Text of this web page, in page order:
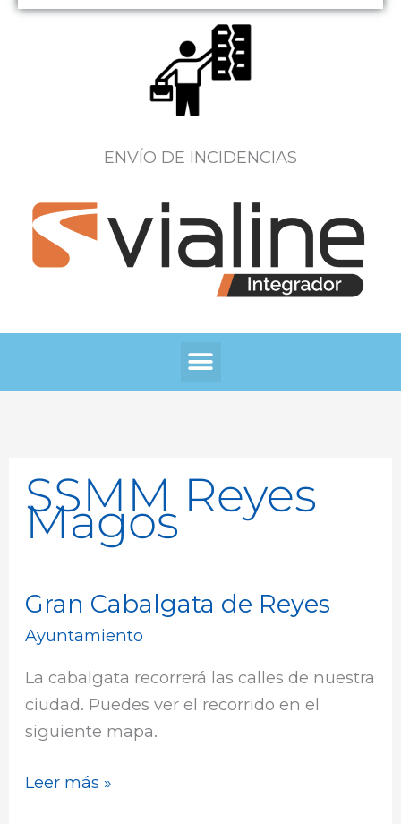
ENVÍO DE INCIDENCIAS
Menú
SSMM Reyes
Magos
Gran Cabalgata de Reyes
Ayuntamiento
La cabalgata recorrerá las calles de nuestra
ciudad. Puedes ver el recorrido en el
siguiente mapa.
Gran
Cabalgata
Reyes
Leer más »